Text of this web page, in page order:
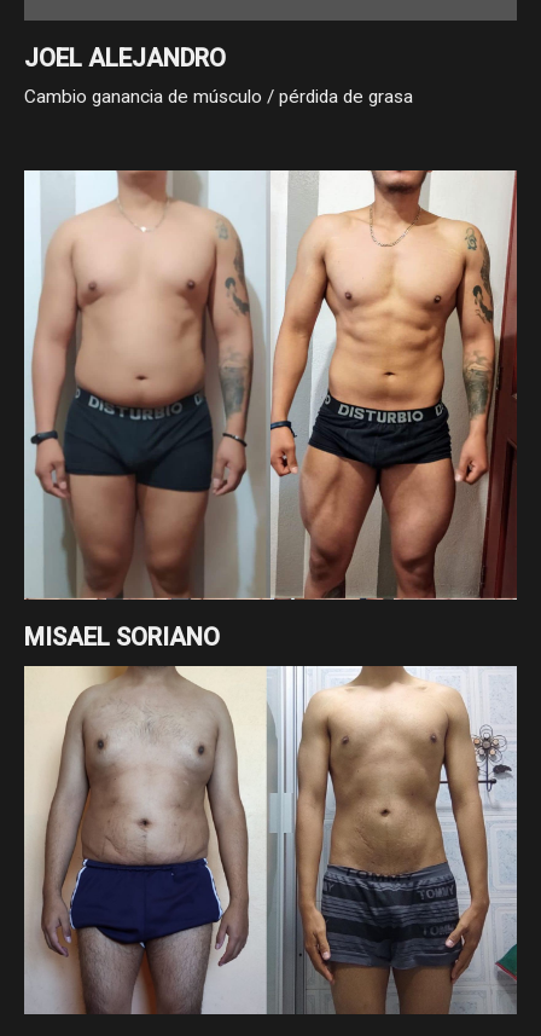
JOEL ALEJANDRO
Cambio ganancia de músculo / pérdida de grasa
MISAEL SORIANO
Cambio enfocado a recomposición corporal